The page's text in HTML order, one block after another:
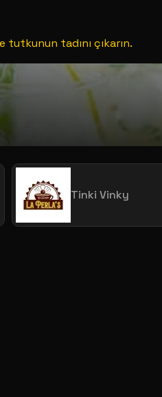
tadını çıkarın.
Tinki Vinky